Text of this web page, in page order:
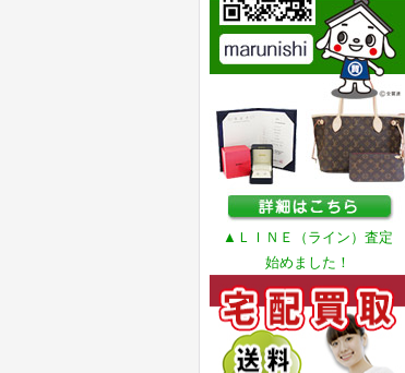
▲ＬＩＮＥ（ライン）査定
始めました！